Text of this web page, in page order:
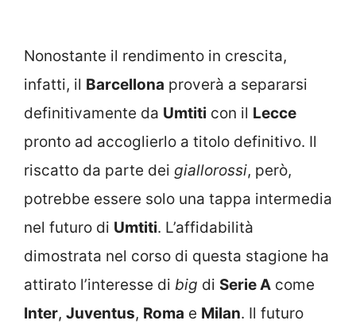
Nonostante il rendimento in crescita,
infatti, il Barcellona proverà a separarsi
definitivamente da Umtiti con il Lecce
pronto ad accoglierlo a titolo definitivo. Il
riscatto da parte dei giallorossi, però,
potrebbe essere solo una tappa intermedia
nel futuro di Umtiti. L’affidabilità
dimostrata nel corso di questa stagione ha
attirato l’interesse di big di Serie A come
Inter, Juventus, Roma e Milan. Il futuro